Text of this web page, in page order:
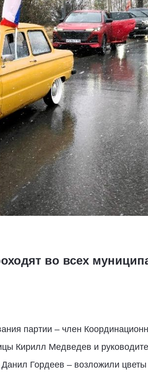
во всех
партии – член
Кирилл Медведев и
Гордеев – возложили